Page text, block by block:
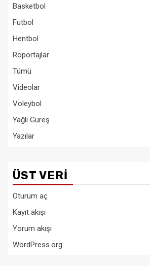
Basketbol
Futbol
Hentbol
Röportajlar
Tümü
Videolar
Voleybol
Yağlı Güreş
Yazılar
ÜST VERI
Oturum aç
Kayıt akışı
Yorum akışı
WordPress.org